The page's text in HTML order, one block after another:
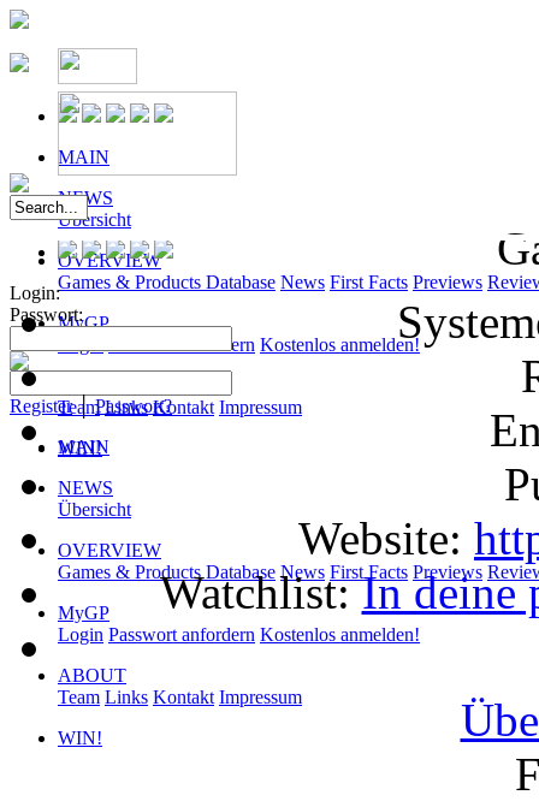
MAIN
NEWS
Übersicht
OVERVIEW
Games & Products Database News First Facts Previews
MyGP
Passwort anfordern Kostenlos anmelden!
Team Links Kontakt Impressum
WIN!
Login:
Passwort:
Register│Passwort?
MAIN
NEWS
Übersicht
OVERVIEW
Games & Products Database News First Facts Previews
MyGP
Login Passwort anfordern Kostenlos anmelden!
ABOUT
Team Links Kontakt Impressum
WIN!
Website:
Watchlist:In deine